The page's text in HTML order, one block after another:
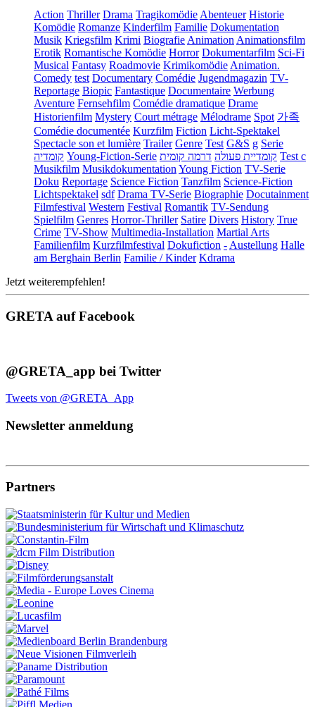
Action Thriller Drama TragikomödieAbenteuer Historie
Komödie Romanze Kinderfilm Familie Dokumentation
Musik Kriegsfilm Krimi BiografieAnimationAnimationsfilm
Erotik Romantische Komödie Horror Dokumentarfilm Sci-Fi
Musical Fantasy Roadmovie KrimikomödieAnimation.
Comedy test Documentary Comédie Jugendmagazin TV-
Reportage Biopic Fantastique Documentaire Werbung
Aventure Fernsehfilm Comédie dramatique Drame
Historienfilm Mystery Court métrage Mélodrame Spot 가족
Comédie documentée Kurzfilm Fiction Licht-Spektakel
Spectacle son et lumière Trailer Genre Test G&S g Serie
קומדיה Young-Fiction-Serie קומדיית פעולה דרמה קומית
Test c
Musikfilm MusikdokumentationYoung Fiction TV-Serie
Doku Reportage Science Fiction Tanzfilm Science-Fiction
Lichtspektakel sdf Drama TV-Serie Biographie Docutainment
Filmfestival Western Festival Romantik TV-Sendung
Spielfilm Genres Horror-Thriller Satire Divers History True
Crime TV-Show Multimedia-Installation Martial Arts
Familienfilm Kurzfilmfestival Dokufiction -Austellung Halle
am Berghain Berlin Familie / Kinder Kdrama
Jetzt weiterempfehlen!
GRETA auf Facebook
@GRETA_app bei Twitter
Tweets von @GRETA_App
Newsletter anmeldung
Partners